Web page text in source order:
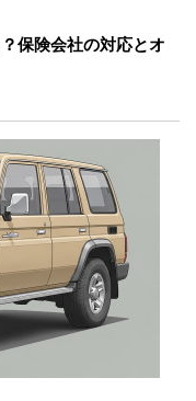
保険会社の対応とオ